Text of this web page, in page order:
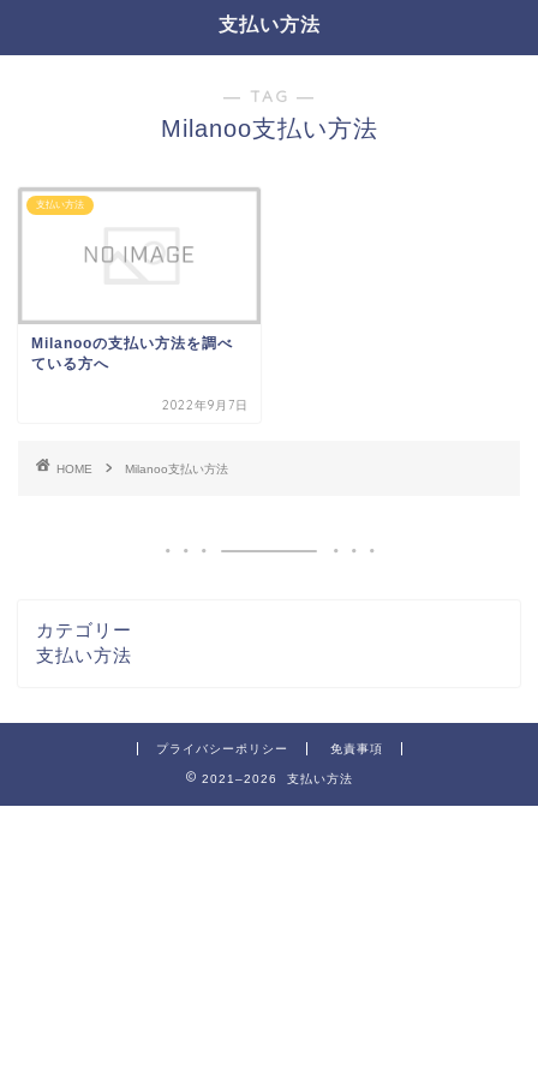
支払い方法
― TAG ―
Milanoo支払い方法
支払い方法
Milanooの支払い方法を調べ
ている方へ
2022年9月7日
HOME Milanoo支払い方法
カテゴリー
支払い方法
プライバシーポリシー 免責事項
2021–2026 支払い方法